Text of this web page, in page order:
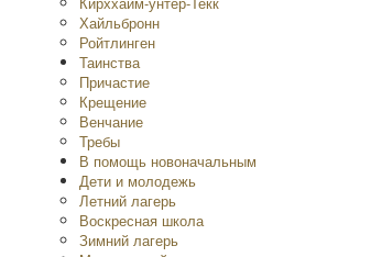
Хайльбронн
Ройтлинген
Таинства
Причастие
Крещение
Венчание
Требы
В помощь новоначальным
Дети и молодежь
Летний лагерь
Воскресная школа
Зимний лагерь